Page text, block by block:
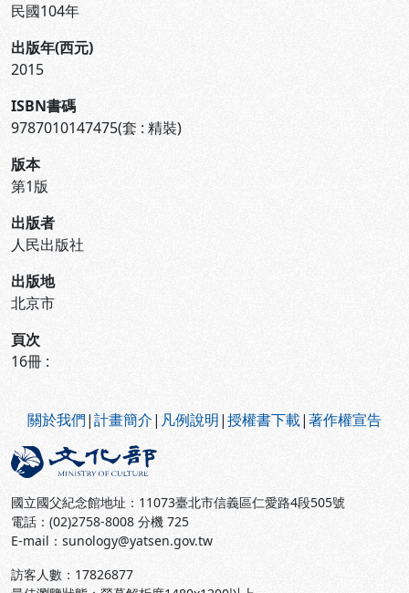
民國104年
出版年(西元)
2015
ISBN書碼
9787010147475(套 : 精裝)
版本
第1版
出版者
人民出版社
出版地
北京市
頁次
16冊 :
關於我們|計畫簡介| 凡例說明|授權書下載|著作權宣告
國立國父紀念館地址：11073臺北市信義區仁愛路4段505號
電話：(02)2758-8008 分機 725
E-mail：sunology@yatsen.gov.tw
訪客人數： 17826877